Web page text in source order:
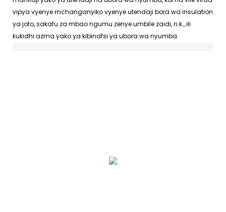
vipya vyenye mchanganyiko vyenye utendaji bora wa insulation
ya joto, sakafu za mbao ngumu zenye umbile zaidi, n.k., ili
kukidhi azma yako ya kibinafsi ya ubora wa nyumba.